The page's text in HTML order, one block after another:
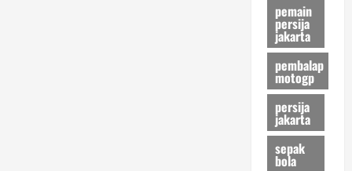
pemain
persija
jakarta
pembalap
motogp
persija
jakarta
sepak
bola